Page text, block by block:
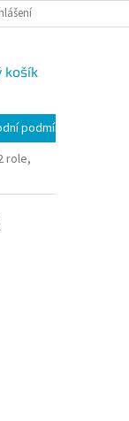
košík
podmínky
role,